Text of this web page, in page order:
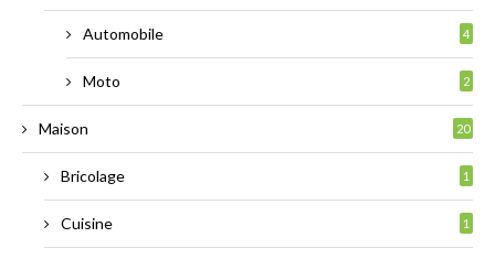
Automobile 4
Moto 2
Maison 20
Bricolage 1
Cuisine 1